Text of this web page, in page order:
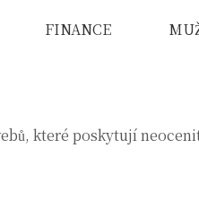
FINANCE
které poskytují